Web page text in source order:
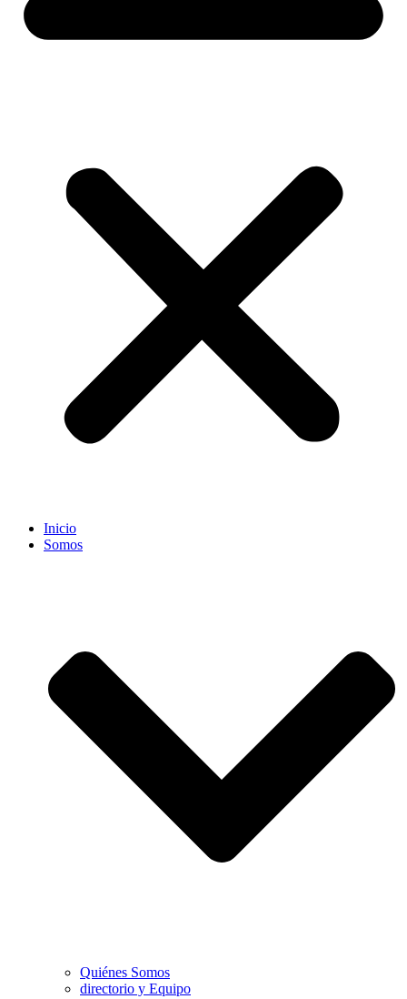
Inicio
Somos
Quiénes Somos
directorio y Equipo